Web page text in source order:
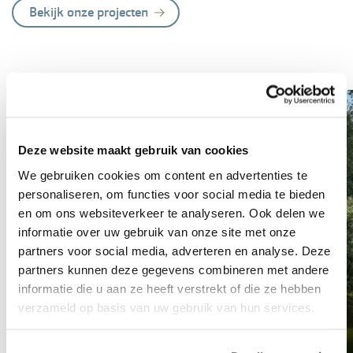
Deze website maakt gebruik van cookies
We gebruiken cookies om content en advertenties te
personaliseren, om functies voor social media te bieden
en om ons websiteverkeer te analyseren. Ook delen we
informatie over uw gebruik van onze site met onze
partners voor social media, adverteren en analyse. Deze
partners kunnen deze gegevens combineren met andere
informatie die u aan ze heeft verstrekt of die ze hebben
verzameld op basis van uw gebruik van hun services.
Bekijk onze projecten